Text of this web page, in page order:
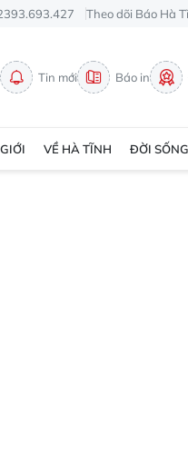
Theo dõi Báo Hà
Tin mới Báo in
VỀ HÀ TĨNH ĐỜI SỐNG